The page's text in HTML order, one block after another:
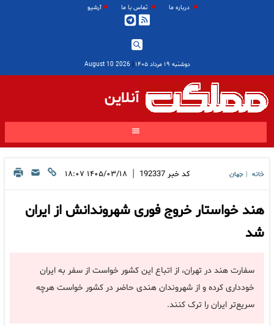
درباره ما تماس با ما آرشیو
دوشنبه ۱۹ مرداد ۱۴۰۵ |
2026 August 10
آنلاین
خانه جهان کد خبر 192337
| ۱۴۰۵/۰۳/۱۸ ۱۸:۰۷
هند خواستار خروج فوری شهروندانش از ایران
شد
سفارت هند در تهران، از اتباع این کشور خواست از سفر به ایران
خودداری کرده و از شهروندان هندی حاضر در کشور خواست هرچه
سریع‌تر ایران را ترک کنند.